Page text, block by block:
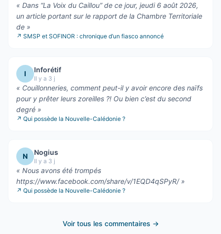
« Dans “La Voix du Caillou” de ce jour, jeudi 6 août 2026,
un article portant sur le rapport de la Chambre Territoriale
de »
↗ SMSP et SOFINOR : chronique d’un fiasco annoncé
I Inforétif
Il y a 3 j
« Couillonneries, comment peut-il y avoir encore des naïfs
pour y prêter leurs zoreilles ?! Ou bien c’est du second
degré »
↗ Qui possède la Nouvelle-Calédonie ?
N Nogius
Il y a 3 j
« Nous avons été trompés
https://www.facebook.com/share/v/1EQD4qSPyR/»
↗ Qui possède la Nouvelle-Calédonie ?
Voir tous les commentaires →